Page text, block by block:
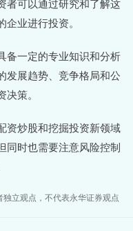
者可以通过研究和了解这
业进行投资。
备一定的专业知识和分析
发展趋势、竞争格局和公
策。
资炒股和挖掘投资新领域
同时也需要注意风险控制
独立观点，不代表永华证券观点